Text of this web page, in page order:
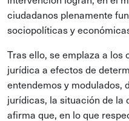
ciudadanos plenamente
sociopolíticas y
Tras ello, se emplaza a los
jurídica a efectos de
entendemos y modulados,
jurídicas, la situación de la
afirma que, en lo que